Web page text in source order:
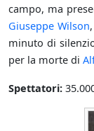
campo, ma
Giuseppe Wilson
minuto di
per la morte di
Spettatori: